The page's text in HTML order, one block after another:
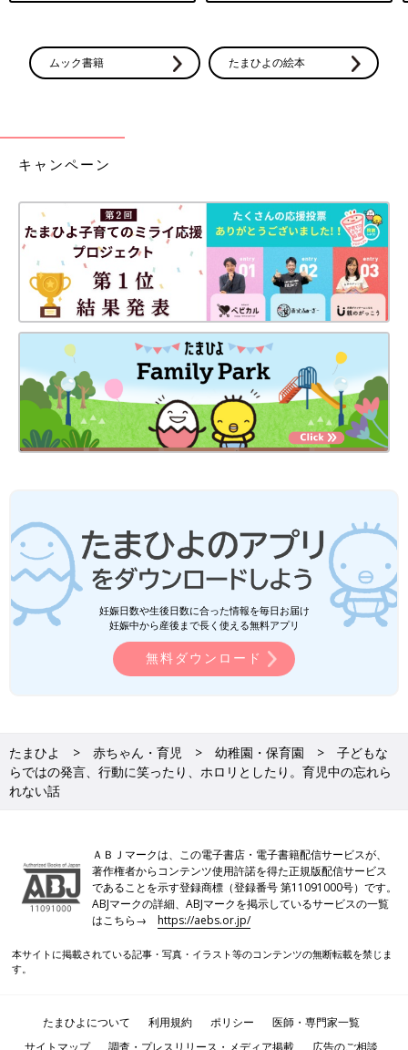
ムック書籍 たまひよの絵本
キャンペーン
妊娠日数や生後日数に合った情報を毎日お届け
妊娠中から産後まで長く使える無料アプリ
無料ダウンロード
たまひよ 赤ちゃん・育児 幼稚園・保育園
子どもな
らではの発言、行動に笑ったり、ホロリとしたり。育児中の忘れら
れない話
ＡＢＪマークは、この電子書店・電子書籍配信サービスが、
著作権者からコンテンツ使用許諾を得た正規版配信サービス
であることを示す登録商標（登録番号 第11091000号）です。
ABJマークの詳細、ABJマークを掲示しているサービスの一覧
はこちら→https://aebs.or.jp/
本サイトに掲載されている記事・写真・イラスト等のコンテンツの無断転載を禁じま
す。
たまひよについて 利用規約 ポリシー
医師・専門家一覧